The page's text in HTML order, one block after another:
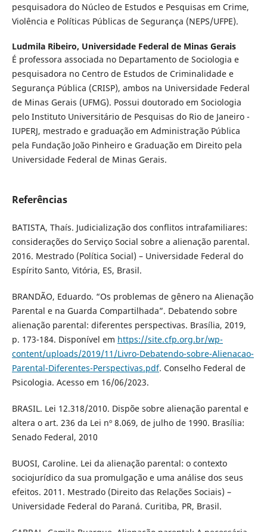
pesquisadora do Núcleo de Estudos e Pesquisas em Crime,
Violência e Políticas Públicas de Segurança (NEPS/UFPE).
Ludmila Ribeiro, Universidade Federal de Minas Gerais
É professora associada no Departamento de Sociologia e
pesquisadora no Centro de Estudos de Criminalidade e
Segurança Pública (CRISP), ambos na Universidade Federal
de Minas Gerais (UFMG). Possui doutorado em Sociologia
pelo Instituto Universitário de Pesquisas do Rio de Janeiro -
IUPERJ, mestrado e graduação em Administração Pública
pela Fundação João Pinheiro e Graduação em Direito pela
Universidade Federal de Minas Gerais.
Referências
BATISTA, Thaís. Judicialização dos conflitos intrafamiliares:
considerações do Serviço Social sobre a alienação parental.
2016. Mestrado (Política Social) – Universidade Federal do
Espírito Santo, Vitória, ES, Brasil.
BRANDÃO, Eduardo. “Os problemas de gênero na Alienação
Parental e na Guarda Compartilhada”. Debatendo sobre
alienação parental: diferentes perspectivas. Brasília, 2019,
p. 173-184. Disponível em https://site.cfp.org.br/wp-
content/uploads/2019/11/Livro-Debatendo-sobre-Alienacao-
Parental-Diferentes-Perspectivas.pdf. Conselho Federal de
Psicologia. Acesso em 16/06/2023.
BRASIL. Lei 12.318/2010. Dispõe sobre alienação parental e
altera o art. 236 da Lei nº 8.069, de julho de 1990. Brasília:
Senado Federal, 2010
BUOSI, Caroline. Lei da alienação parental: o contexto
sociojurídico da sua promulgação e uma análise dos seus
efeitos. 2011. Mestrado (Direito das Relações Sociais) –
Universidade Federal do Paraná. Curitiba, PR, Brasil.